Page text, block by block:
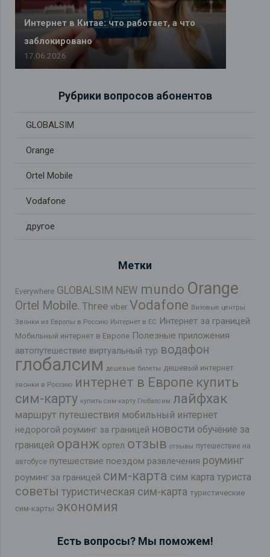
Интернет в Китае: что работает, а что
заблокировано
17.06.2026
Рубрики вопросов абонентов
GLOBALSIM
Orange
Ortel Mobile
Vodafone
другое
Метки
Everywhere GLOBALSIM NEW mundo Orange
Ortel Mobile. Three viber Vodafone Визовые центры
Звонки из Европы в Россию Интернет в ЕС Интернет за границей
Мобильный интернет в Европе Полезные приложения
автопутешествие виртуальный тур водафон
глобалсим дешевые билеты дешевый интернет
звонки в Россию интернет в Европе купить
сим-карту купить сим-карту Глобалсим лайфхак
маршрут путешествия мобильный интернет
недорогой роуминг за границей новости обучение за
границей оранж ортел отзыв отзывы путешествие на
автобусе путешествие поездом развлечения роуминг
роуминг за границей сим-карта сим карта туриста
советы туристическая сим-карта туристические
сим-карты экономия
Есть вопросы? Мы поможем!